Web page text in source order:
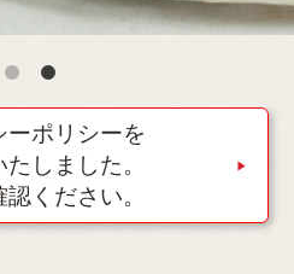
ーポリシーを
しました。
ください。